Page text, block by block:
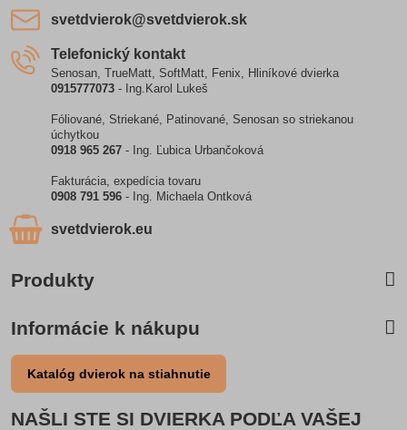
svetdvierok​@svetdvierok​.sk
Telefonický kontakt
Senosan, TrueMatt, SoftMatt, Fenix, Hliníkové dvierka
0915777073 - Ing.Karol Lukeš
Fóliované, Striekané, Patinované, Senosan so striekanou
úchytkou
0918 965 267 - Ing. Ľubica Urbančoková
Fakturácia, expedícia tovaru
0908 791 596 - Ing. Michaela Ontková
svetdvierok​.eu
Produkty
Informácie k nákupu
Katalóg dvierok na stiahnutie
NAŠLI STE SI DVIERKA PODĽA VAŠEJ